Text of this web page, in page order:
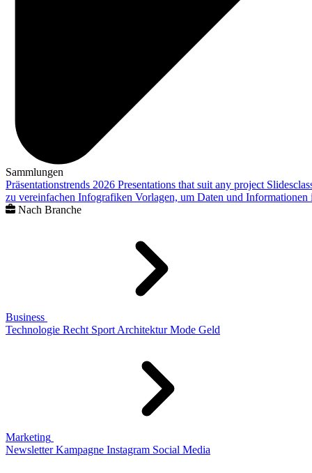
Sammlungen
Präsentationstrends 2026 Presentations that suit any project
zu vereinfachen Infografiken Vorlagen, um Daten und
Nach Branche
Business
Technologie Recht Sport Architektur Mode Geld
Marketing
Newsletter Kampagne Instagram Social Media